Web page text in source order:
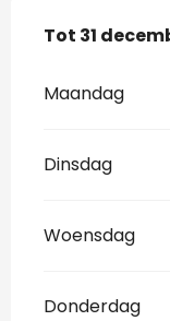
Vanaf2
Tot 31
Maandag
Dinsdag
Woensdag
Donderdag